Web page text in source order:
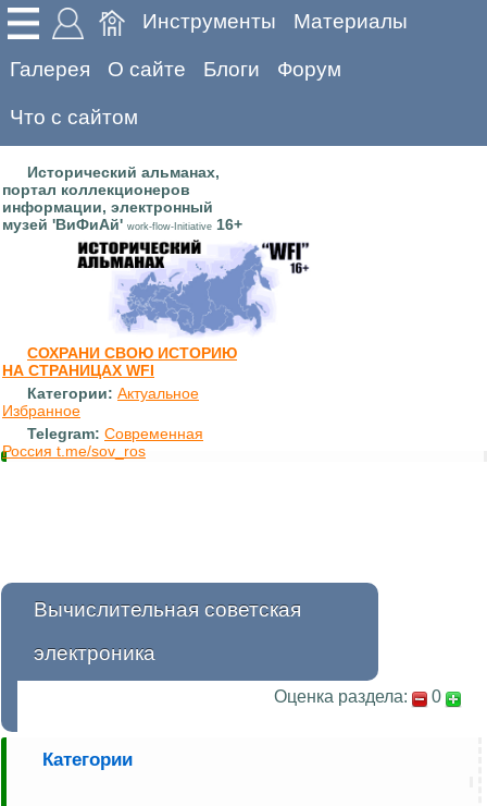
Инструменты Материалы
Галерея О сайте Блоги Форум
Что с сайтом
Исторический альманах,
портал коллекционеров
информации, электронный
музей 'ВиФиАй' work-flow-Initiative 16+
СОХРАНИ СВОЮ ИСТОРИЮ
НА СТРАНИЦАХ WFI
Категории: Актуальное
Избранное
Telegram: Современная
Россия t.me/sov_ros
Вычислительная советская
электроника
Оценка раздела: 0
Категории